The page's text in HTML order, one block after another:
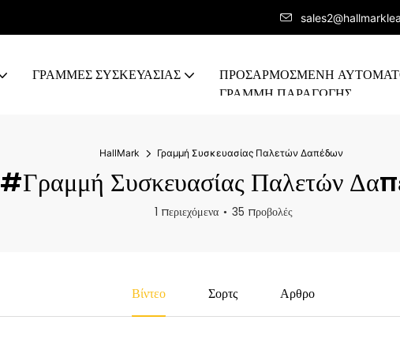
ΓΡΑΜΜΕΣ ΣΥΣΚΕΥΑΣΙΑΣ
ΠΡΟΣΑΡΜΟΣΜΈΝΗ
ΓΡΑΜΜΉ ΠΑΡΑΓΩΓΉΣ
HallMark Γραμμή Συσκευασίας Παλετών Δαπέδων
#Γραμμή Συσκευασίας Παλετών
1 περιεχόμενα 35 προβολές
Βίντεο Σορτς Αρθρο